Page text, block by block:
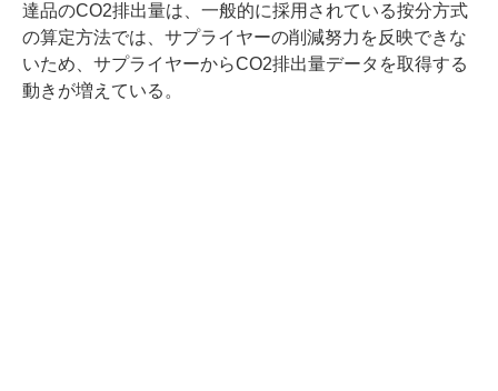
達品のCO2排出量は、一般的に採用されている按分方式
の算定方法では、サプライヤーの削減努力を反映できな
いため、サプライヤーからCO2排出量データを取得する
動きが増えている。